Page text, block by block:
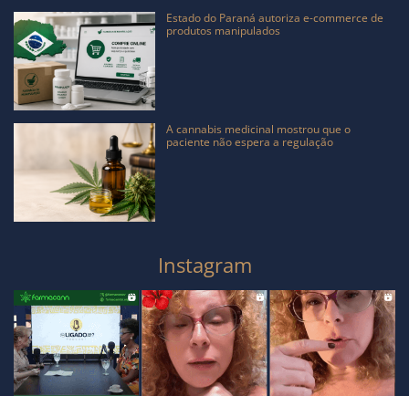
Estado do Paraná autoriza e-commerce de
produtos manipulados
A cannabis medicinal mostrou que o
paciente não espera a regulação
Instagram